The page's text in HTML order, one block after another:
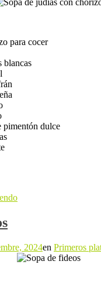
para cocer
blancas
pimentón dulce
2024en Primeros